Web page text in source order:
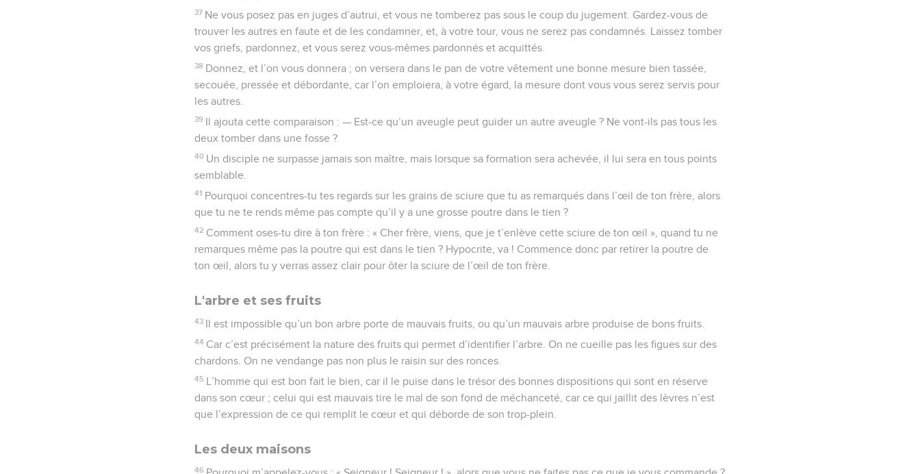
37 Ne vous posez pas en juges d’autrui, et vous ne tomberez pas sous le coup du jugement. Gardez-vous de
trouver les autres en faute et de les condamner, et, à votre tour, vous ne serez pas condamnés. Laissez tomber
vos griefs, pardonnez, et vous serez vous-mêmes pardonnés et acquittés.
38 Donnez, et l’on vous donnera ; on versera dans le pan de votre vêtement une bonne mesure bien tassée,
secouée, pressée et débordante, car l’on emploiera, à votre égard, la mesure dont vous vous serez servis pour
les autres.
39 Il ajouta cette comparaison : — Est-ce qu’un aveugle peut guider un autre aveugle ? Ne vont-ils pas tous les
deux tomber dans une fosse ?
40 Un disciple ne surpasse jamais son maître, mais lorsque sa formation sera achevée, il lui sera en tous points
semblable.
41 Pourquoi concentres-tu tes regards sur les grains de sciure que tu as remarqués dans l’œil de ton frère, alors
que tu ne te rends même pas compte qu’il y a une grosse poutre dans le tien ?
42 Comment oses-tu dire à ton frère : « Cher frère, viens, que je t’enlève cette sciure de ton œil », quand tu ne
remarques même pas la poutre qui est dans le tien ? Hypocrite, va ! Commence donc par retirer la poutre de
ton œil, alors tu y verras assez clair pour ôter la sciure de l’œil de ton frère.
L'arbre et ses fruits
43 Il est impossible qu’un bon arbre porte de mauvais fruits, ou qu’un mauvais arbre produise de bons fruits.
44 Car c’est précisément la nature des fruits qui permet d’identifier l’arbre. On ne cueille pas les figues sur des
chardons. On ne vendange pas non plus le raisin sur des ronces.
45 L’homme qui est bon fait le bien, car il le puise dans le trésor des bonnes dispositions qui sont en réserve
dans son cœur ; celui qui est mauvais tire le mal de son fond de méchanceté, car ce qui jaillit des lèvres n’est
que l’expression de ce qui remplit le cœur et qui déborde de son trop-plein.
Les deux maisons
46